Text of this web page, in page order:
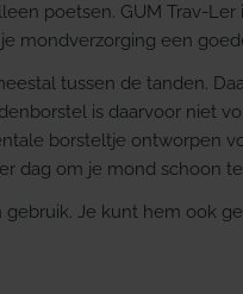
poetsen. GUM Trav-
mondverzorging een
tussen de tanden.
is daarvoor niet
borsteltje ontworpen
dag om je mond schoon
gebruik. Je kunt hem ook